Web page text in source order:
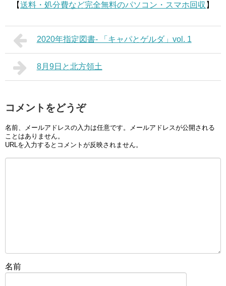
【送料・処分費など完全無料のパソコン・スマホ回収 】
2020年指定図書- 「キャパとゲルダ」vol. 1
8月9日と北方領土
コメントをどうぞ
名前、メールアドレスの入力は任意です。メールアドレスが公開される
ことはありません。
URLを入力するとコメントが反映されません。
名前